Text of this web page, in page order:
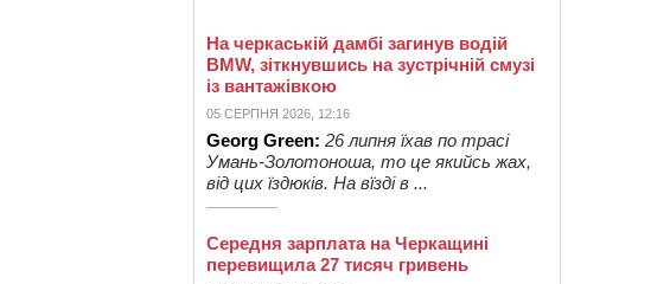
На черкаській дамбі загинув водій
BMW, зіткнувшись на зустрічній смузі
із вантажівкою
05 СЕРПНЯ 2026, 12:16
Georg Green: 26 липня їхав по трасі
Умань-Золотоноша, то це якийсь жах,
від цих їздюків. На вїзді в ...
Середня зарплата на Черкащині
перевищила 27 тисяч гривень